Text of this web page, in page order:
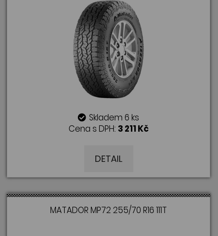
Skladem 6 ks
Cena s DPH: 3 211 Kč
DETAIL
MATADOR MP72 255/70 R16 111T